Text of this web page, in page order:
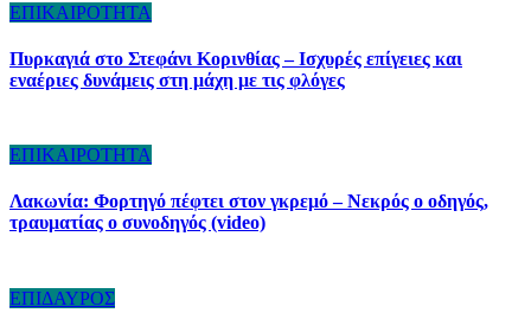
ΕΠΙΚΑΙΡΟΤΗΤΑ
Πυρκαγιά στο Στεφάνι Κορινθίας – Ισχυρές επίγειες και
εναέριες δυνάμεις στη μάχη με τις φλόγες
ΕΠΙΚΑΙΡΟΤΗΤΑ
Λακωνία: Φορτηγό πέφτει στον γκρεμό – Νεκρός ο οδηγός,
τραυματίας ο συνοδηγός (video)
ΕΠΙΔΑΥΡΟΣ